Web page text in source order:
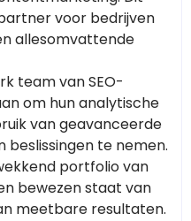
voor bedrijven
allesomvattende
team van SEO-
om hun analytische
van geavanceerde
te nemen.
portfolio van
bewezen staat van
meetbare resultaten.